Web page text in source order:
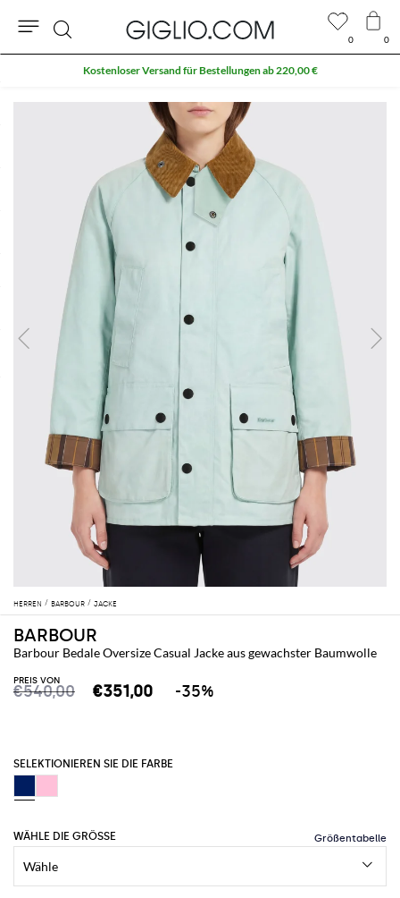
HERREN BARBOUR JACKE
BARBOUR
Barbour Bedale Oversize Casual Jacke aus gewachster Baumwolle
PREIS VON
€540,00 €351,00 -35%
SELEKTIONIEREN SIE DIE FARBE
WÄHLE DIE GRÖSSE
0 0
Suche
Kostenloser Versand für Bestellungen ab 220,00 €